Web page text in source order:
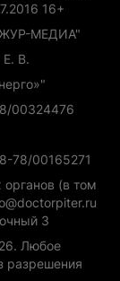
16+
МЕДИА"
Е. В.
00324476
78/00165271
(в том
3
Любое
разрешения